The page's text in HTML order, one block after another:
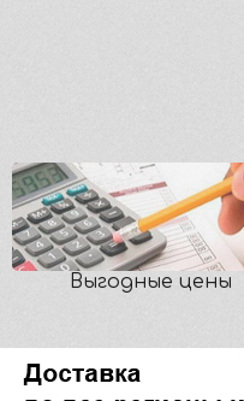
Выгодные цены